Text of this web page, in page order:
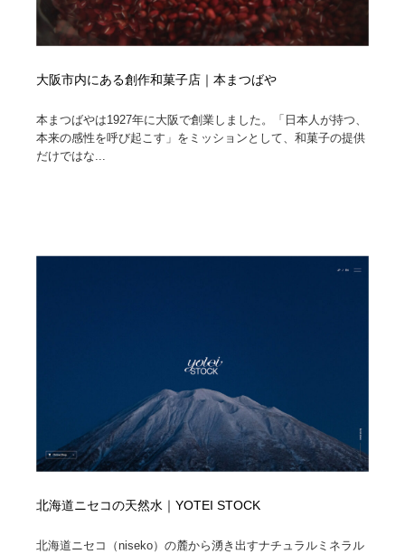
大阪市内にある創作和菓子店｜本まつばや
本まつばやは1927年に大阪で創業しました。「日本人が持つ、
本来の感性を呼び起こす」をミッションとして、和菓子の提供
だけではな...
北海道ニセコの天然水｜YOTEI STOCK
北海道ニセコ（niseko）の麓から湧き出すナチュラルミネラル